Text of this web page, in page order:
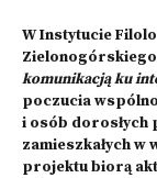
W Instytucie
komunikacją ku
poczucia
i osób dorosłych
zamieszkałych w
projektu biorą